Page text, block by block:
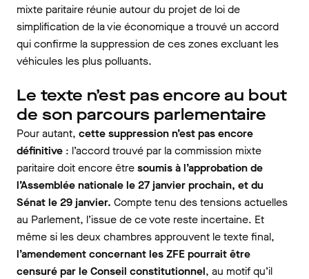
mixte paritaire réunie autour du projet de loi de
simplification de la vie économique a trouvé un accord
qui confirme la suppression de ces zones excluant les
véhicules les plus polluants.
Le texte n’est pas encore au bout
de son parcours parlementaire
Pour autant, cette suppression n’est pas encore
définitive : l’accord trouvé par la commission mixte
paritaire doit encore êtresoumis à l’approbation de
l’Assemblée nationale le 27 janvier prochain, et du
Sénat le 29 janvier. Compte tenu des tensions actuelles
au Parlement, l’issue de ce vote reste incertaine. Et
même si les deux chambres approuvent le texte final,
l’amendement concernant les ZFE pourrait être
censuré par le Conseil constitutionnel, au motif qu’il